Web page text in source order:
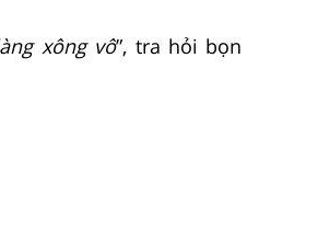
xông vô”, tra hỏi bọn